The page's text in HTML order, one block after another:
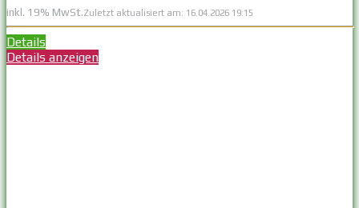
inkl. 19% MwSt.Zuletzt aktualisiert am: 16.04.2026 19:15
Details
Details anzeigen